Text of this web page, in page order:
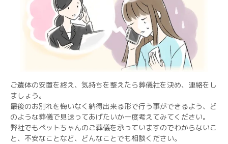
ご遺体の安置を終え、気持ちを整えたら葬儀社を決め、連絡をし
ましょう。
最後のお別れを悔いなく納得出来る形で行う事ができるよう、ど
のような葬儀で見送ってあげたいか一度考えてみてください。
弊社でもペットちゃんのご葬儀を承っていますのでわからないこ
と、不安なことなど、どんなことでも相談ください。